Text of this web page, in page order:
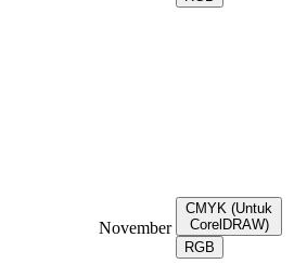
November
CMYK (Untuk
CorelDRAW)
RGB